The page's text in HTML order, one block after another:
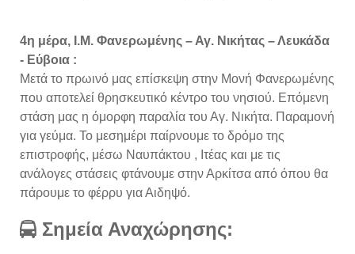
4η μέρα, Ι.Μ. Φανερωμένης – Αγ. Νικήτας – Λευκάδα
- Εύβοια :
Μετά το πρωινό μας επίσκεψη στην Μονή Φανερωμένης
που αποτελεί θρησκευτικό κέντρο του νησιού. Επόμενη
στάση μας η όμορφη παραλία του Αγ. Νικήτα. Παραμονή
για γεύμα. Το μεσημέρι παίρνουμε το δρόμο της
επιστροφής, μέσω Ναυπάκτου , Ιτέας και με τις
ανάλογες στάσεις φτάνουμε στην Αρκίτσα από όπου θα
πάρουμε το φέρρυ για Αιδηψό.
Σημεία Αναχώρησης: